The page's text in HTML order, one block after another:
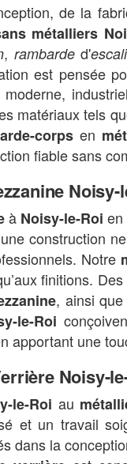
de la
métalliers
, rambarded'
est pensée
moderne,
matériaux tels
corps en
fiable sans
Noisy-
à Noisy-le-Roi en
construction
Notre
finitions. Des
, ainsi
le-Roi
apportant une
Noisy-
le-Roi au
et un travail
dans la